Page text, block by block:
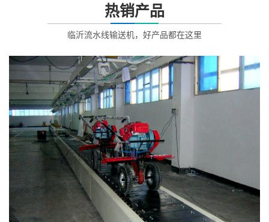
热销产品
临沂流水线输送机，好产品都在这里